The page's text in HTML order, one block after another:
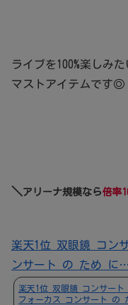
ライブを100%楽しみ
マストアイテムです◎
＼ アリーナ規模なら倍率
楽天1位 双眼鏡 コン
ンサート の ため に…
楽天1位 双眼鏡 コンサート
フォーカス コンサート の